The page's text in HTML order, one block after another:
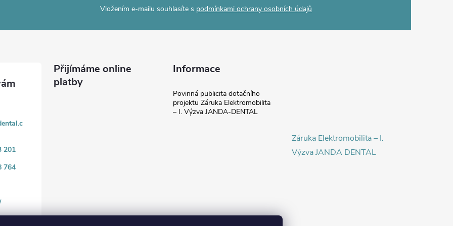
Vložením e-mailu souhlasíte s podmínkami ochrany osobních údajů
201
764
Přijímáme online
platby
Informace
Povinná publicita dotačního
projektu Záruka Elektromobilita
– I. Výzva JANDA-DENTAL
Záruka Elektromobilita – I.
Výzva JANDA DENTAL